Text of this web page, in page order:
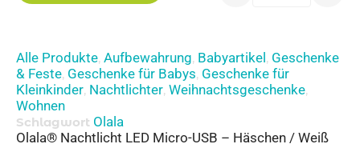
Alle Produkte, Aufbewahrung, Babyartikel , Geschenke
& Feste, Geschenke für Babys, Geschenke für
Kleinkinder, Nachtlichter, Weihnachtsgeschenke,
Wohnen
Schlagwort Olala
Olala® Nachtlicht LED Micro-USB – Häschen / Weiß